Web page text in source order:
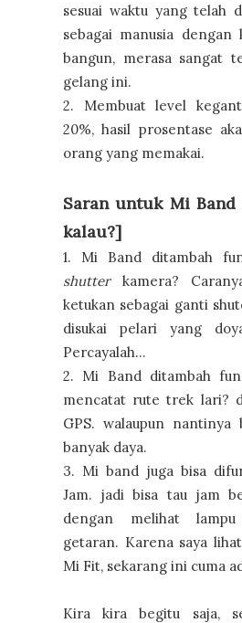
sesuai waktu yang telah
sebagai manusia dengan
bangun, merasa sangat
gelang ini.
2. Membuat level
20%, hasil prosentase
orang yang memakai.
Saran untuk Mi Band
kalau?]
1. Mi Band ditambah
shutterkamera?
ketukan sebagai ganti
disukai pelari yang
Percayalah...
2. Mi Band ditambah
mencatat rute trek lari?
GPS. walaupun nantinya
banyak daya.
3. Mi band juga bisa
Jam. jadi bisa tau jam
dengan melihat
getaran. Karena saya
Mi Fit, sekarang ini cuma
Kira kira begitu saja,